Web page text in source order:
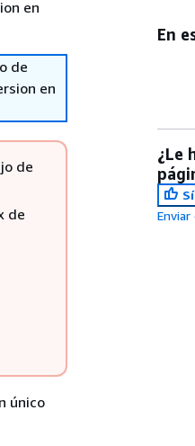
en
de
en
de
de
único
En
¿Le
Sí